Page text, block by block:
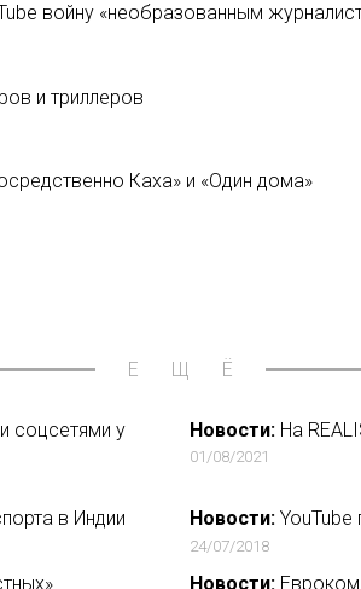
войну «необразованным
и триллеров
Каха» и «Один дома»
ЕЩЁ
соцсетями у
Новости:На
01/08/2021
в Индии Новости:YouTube
24/07/2018
Новости: